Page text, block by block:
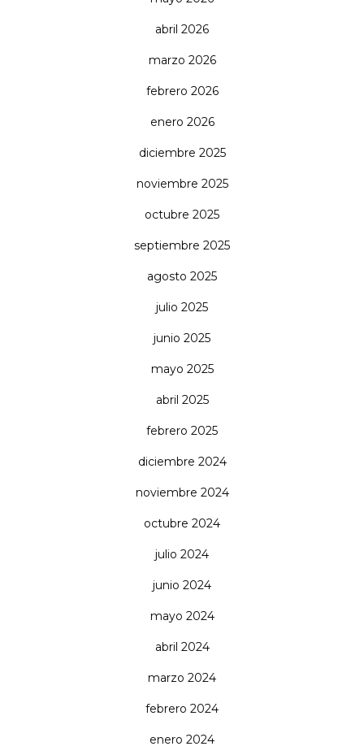
abril 2026
marzo 2026
febrero 2026
enero 2026
diciembre 2025
noviembre 2025
octubre 2025
septiembre 2025
agosto 2025
julio 2025
junio 2025
mayo 2025
abril 2025
febrero 2025
diciembre 2024
noviembre 2024
octubre 2024
julio 2024
junio 2024
mayo 2024
abril 2024
marzo 2024
febrero 2024
enero 2024